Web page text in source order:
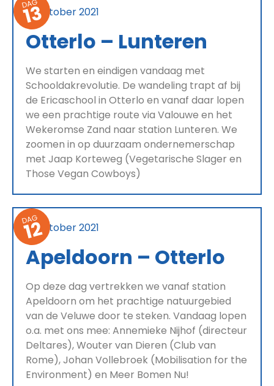
DAG
13
18 oktober 2021
Otterlo – Lunteren
We starten en eindigen vandaag met
Schooldakrevolutie. De wandeling trapt af bij
de Ericaschool in Otterlo en vanaf daar lopen
we een prachtige route via Valouwe en het
Wekeromse Zand naar station Lunteren. We
zoomen in op duurzaam ondernemerschap
met Jaap Korteweg (Vegetarische Slager en
Those Vegan Cowboys)
DAG
12
17 oktober 2021
Apeldoorn – Otterlo
Op deze dag vertrekken we vanaf station
Apeldoorn om het prachtige natuurgebied
van de Veluwe door te steken. Vandaag lopen
o.a. met ons mee: Annemieke Nijhof (directeur
Deltares), Wouter van Dieren (Club van
Rome), Johan Vollebroek (Mobilisation for the
Environment) en Meer Bomen Nu!